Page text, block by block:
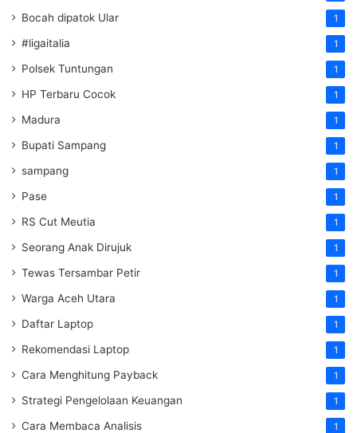
Bocah dipatok Ular 1
#ligaitalia 1
Polsek Tuntungan 1
HP Terbaru Cocok 1
Madura 1
Bupati Sampang 1
sampang 1
Pase 1
RS Cut Meutia 1
Seorang Anak Dirujuk 1
Tewas Tersambar Petir 1
Warga Aceh Utara 1
Daftar Laptop 1
Rekomendasi Laptop 1
Cara Menghitung Payback 1
Strategi Pengelolaan Keuangan 1
Cara Membaca Analisis 1